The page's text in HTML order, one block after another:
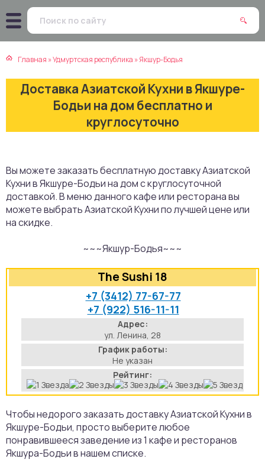
Главная »Удмуртская республика »Якшур-Бодья
Доставка Азиатской Кухни в Якшуре-
Бодьи на дом бесплатно и
круглосуточно
Вы можете заказать бесплатную доставку Азиатской
Кухни в Якшуре-Бодьи на дом с круглосуточной
доставкой. В меню данного кафе или ресторана вы
можете выбрать Азиатской Кухни по лучшей цене или
на скидке.
~~~Якшур-Бодья~~~
The Sushi 18
+7 (3412) 77-67-77
+7 (922) 516-11-11
Адрес:
ул. Ленина, 28
График работы:
Не указан
Рейтинг:
Чтобы недорого заказать доставку Азиатской Кухни в
Якшуре-Бодьи, просто выберите любое
понравившееся заведение из 1 кафе и ресторанов
Якшура-Бодьи в нашем списке.
кухня
кухня
кухня